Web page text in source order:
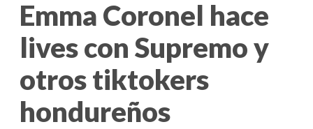
Emma Coronel hace
lives con Supremo y
otros tiktokers
hondureños